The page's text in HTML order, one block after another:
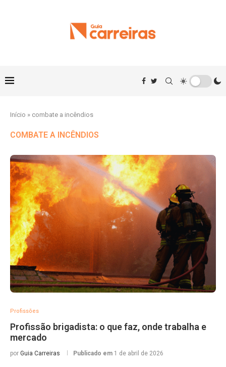
Início » combate a incêndios
COMBATE A INCÊNDIOS
Profissões
Profissão brigadista: o que faz, onde trabalha e
mercado
por Guia Carreiras Publicado em 1 de abril de 2026